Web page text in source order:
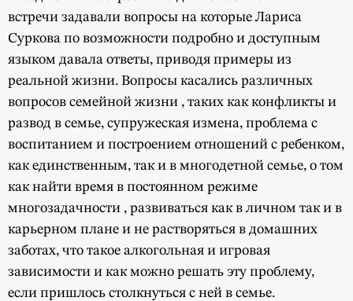
встречи задавали вопросы на которые Лариса
Суркова по возможности подробно и доступным
языком давала ответы, приводя примеры из
реальной жизни. Вопросы касались различных
вопросов семейной жизни , таких как конфликты и
развод в семье, супружеская измена, проблема с
воспитанием и построением отношений с ребенком,
как единственным, так и в многодетной семье, о том
как найти время в постоянном режиме
многозадачности , развиваться как в личном так и в
карьерном плане и не растворяться в домашних
заботах, что такое алкогольная и игровая
зависимости и как можно решать эту проблему,
если пришлось столкнуться с ней в семье.